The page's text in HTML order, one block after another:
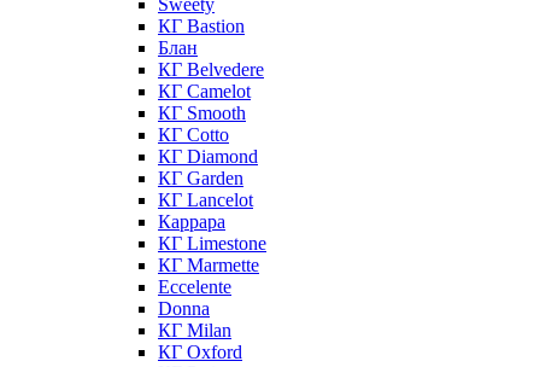
Sweety
КГ Bastion
Блан
КГ Belvedere
КГ Camelot
КГ Smooth
КГ Cotto
КГ Diamond
КГ Garden
КГ Lancelot
Каррара
КГ Limestone
КГ Marmette
Eccelente
Donna
КГ Milan
КГ Oxford